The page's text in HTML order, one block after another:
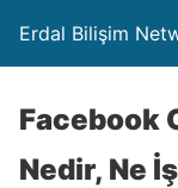
Erdal Bilişim
Facebook
Nedir, Ne